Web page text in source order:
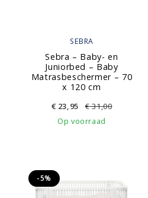
SEBRA
Sebra – Baby- en
Juniorbed – Baby
Matrasbeschermer – 70
x 120 cm
€ 23,95 €31,00
Op voorraad
-5%